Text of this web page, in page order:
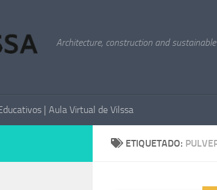
Architecture, construction and
| Aula Virtual de Vilssa
ETIQUETADO: